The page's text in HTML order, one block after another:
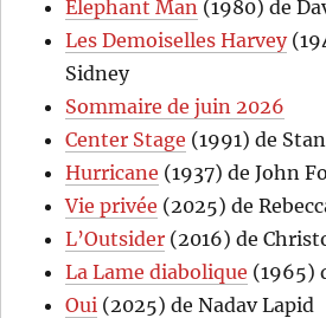
Elephant Man (1980) de
Les Demoiselles Harvey
Sidney
Sommaire de juin 2026
Center Stage (1991) de
Hurricane (1937) de John
Vie privée (2025) de
L’Outsider (2016) de
La Lame diabolique (1965)
Oui (2025) de Nadav Lapid